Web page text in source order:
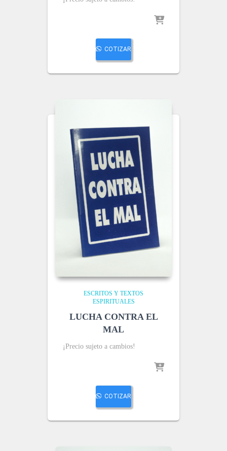
COTIZAR
ESCRITOS Y TEXTOS
ESPIRITUALES
LUCHA CONTRA EL
MAL
¡Precio sujeto a cambios!
COTIZAR